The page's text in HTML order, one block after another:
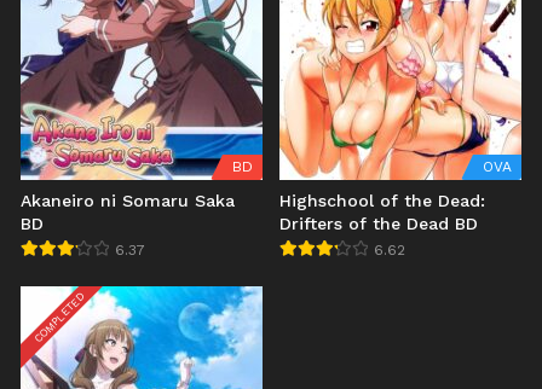
BD
Akaneiro ni Somaru Saka
BD
6.37
OVA
Highschool of the Dead:
Drifters of the Dead BD
6.62
COMPLETED